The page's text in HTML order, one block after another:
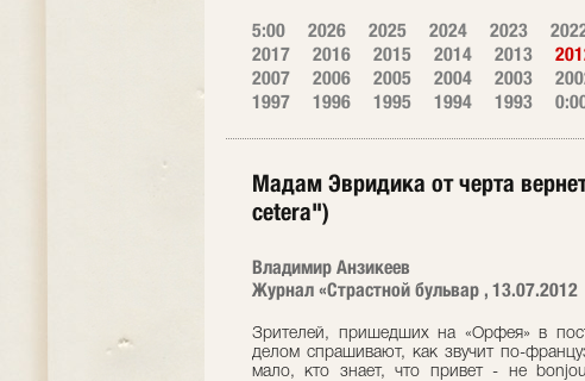
5:00 2026 2025 2024 2023
2017
2016 2015 2014 2013
2007
2006 2005 2004 2003
1997
1996 1995 1994 1993
Мадам Эвридика от черта
cetera")
Владимир Анзикеев
Журнал «Страстной бульвар , 13.07.2012
Зрителей, пришедших на «Орфея» в
делом спрашивают, как звучит по-
мало, кто знает, что привет - не